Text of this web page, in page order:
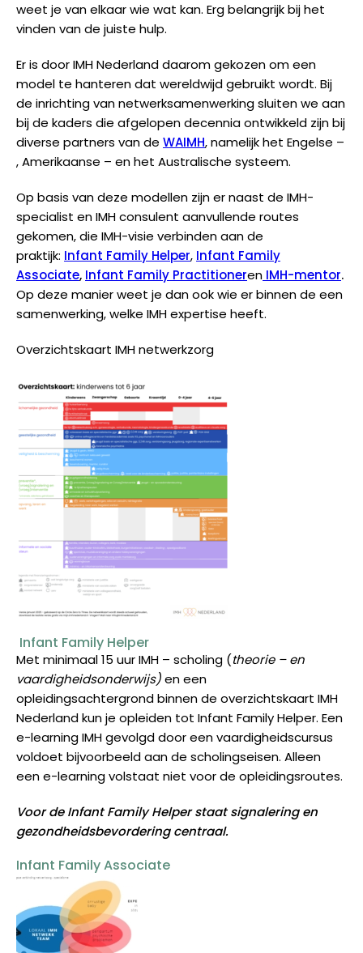
weet je van elkaar wie wat kan. Erg belangrijk bij het
vinden van de juiste hulp.
Er is door IMH Nederland daarom gekozen om een
model te hanteren dat wereldwijd gebruikt wordt. Bij
de inrichting van netwerksamenwerking sluiten we aan
bij de kaders die afgelopen decennia ontwikkeld zijn bij
diverse partners van de WAIMH, namelijk het Engelse –
, Amerikaanse – en het Australische systeem.
Op basis van deze modellen zijn er naast de IMH-
specialist en IMH consulent aanvullende routes
gekomen, die IMH-visie verbinden aan de
praktijk: Infant Family Helper, Infant Family
Associate, Infant Family Practitioneren IMH-mentor.
Op deze manier weet je dan ook wie er binnen de een
samenwerking, welke IMH expertise heeft.
Overzichtskaart IMH netwerkzorg
Infant Family Helper
Met minimaal 15 uur IMH – scholing (theorie – en
vaardigheidsonderwijs)en een
opleidingsachtergrond binnen de overzichtskaart IMH
Nederland kun je opleiden tot Infant Family Helper. Een
e-learning IMH gevolgd door een vaardigheidscursus
voldoet bijvoorbeeld aan de scholingseisen. Alleen
een e-learning volstaat niet voor de opleidingsroutes.
Voor de Infant Family Helper staat signalering en
gezondheidsbevordering centraal.
Infant Family Associate